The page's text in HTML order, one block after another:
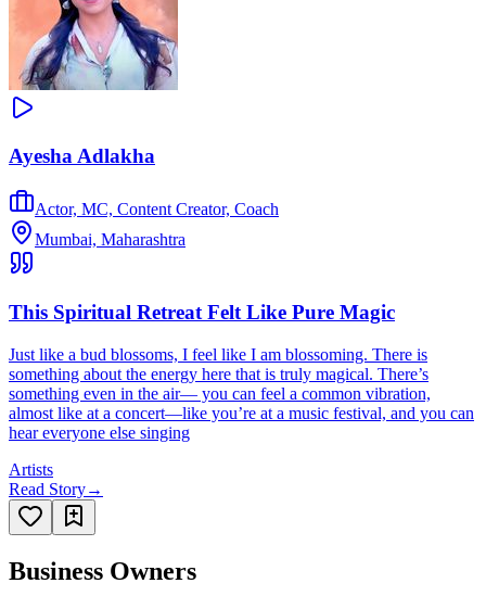
Ayesha Adlakha
Actor, MC, Content Creator, Coach
Mumbai, Maharashtra
This Spiritual Retreat Felt Like Pure Magic
Just like a bud blossoms, I feel like I am blossoming. There is
something about the energy here that is truly magical. There’s
something even in the air— you can feel a common vibration,
almost like at a concert—like you’re at a music festival, and you can
hear everyone else singing
Artists
Read Story→
Business Owners